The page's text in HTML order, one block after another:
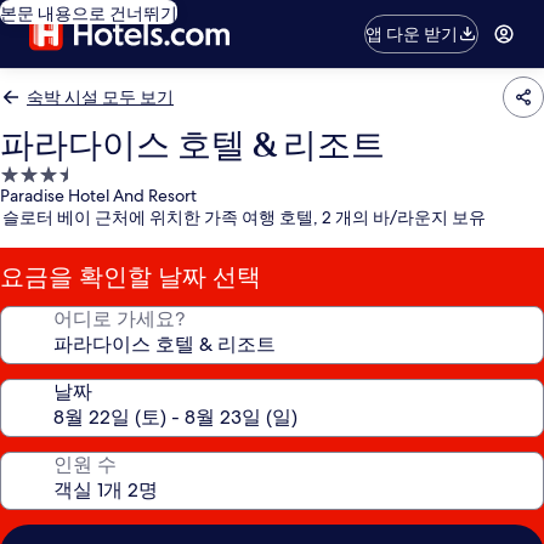
본문 내용으로 건너뛰기
앱 다운 받기
숙박 시설 모두 보기
파라다이스 호텔 & 리조트
3.5
성
급
숙
박
시
Paradise Hotel And Resort
슬로터 베이 근처에 위치한 가족 여행 호텔, 2 개의 바/라운지 보유
요금을 확인할 날짜 선택
어디로 가세요?
날짜
인원 수